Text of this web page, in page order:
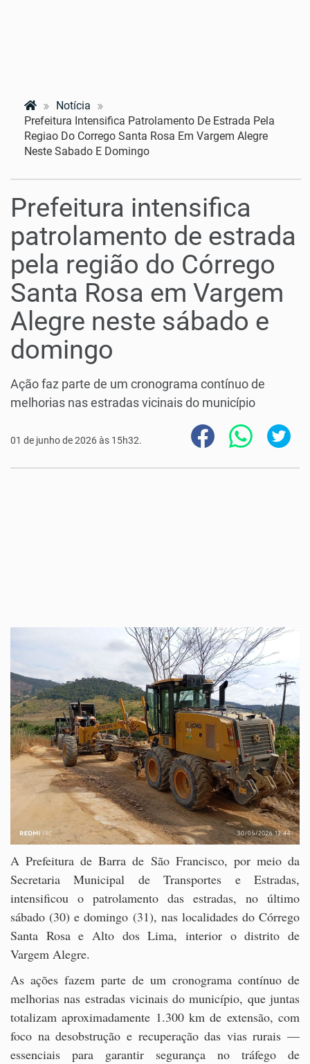
Notícia
Prefeitura Intensifica Patrolamento De Estrada Pela
Regiao Do Corrego Santa Rosa Em Vargem Alegre
Neste Sabado E Domingo
Prefeitura intensifica
patrolamento de estrada
pela região do Córrego
Santa Rosa em Vargem
Alegre neste sábado e
domingo
Ação faz parte de um cronograma contínuo de
melhorias nas estradas vicinais do município
01 de junho de 2026 às 15h32.
A Prefeitura de Barra de São Francisco, por meio da
Secretaria Municipal de Transportes e Estradas,
intensificou o patrolamento das estradas, no último
sábado (30) e domingo (31), nas localidades do Córrego
Santa Rosa e Alto dos Lima, interior o distrito de
Vargem Alegre.
As ações fazem parte de um cronograma contínuo de
melhorias nas estradas vicinais do município, que juntas
totalizam aproximadamente 1.300 km de extensão, com
foco na desobstrução e recuperação das vias rurais —
essenciais para garantir segurança no tráfego de